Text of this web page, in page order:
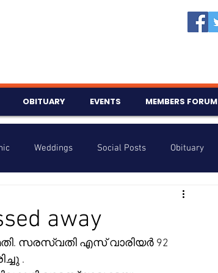
OBITUARY EVENTS MEMBERS FORUM
Weddings Social Posts Obituary
Birthdays
away
സരസ്വതി എസ് വാരിയർ 92
.